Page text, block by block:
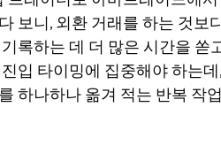
보니, 외환 거래를 하는 것보
록하는 데 더 많은 시간을 쏟
입 타이밍에 집중해야 하는
하나하나 옮겨 적는 반복 작